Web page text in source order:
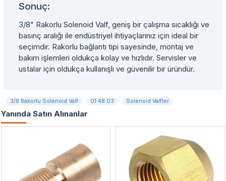
Sonuç:
3/8" Rakorlu Solenoid Valf, geniş bir çalışma sıcaklığı ve
basınç aralığı ile endüstriyel ihtiyaçlarınız için ideal bir
seçimdir. Rakorlu bağlantı tipi sayesinde, montaj ve
bakım işlemleri oldukça kolay ve hızlıdır. Servisler ve
ustalar için oldukça kullanışlı ve güvenilir bir üründür.
3/8 Rakorlu Solenoid Valf 01 48 03 Solenoid Valfler
Yanında Satın Alınanlar